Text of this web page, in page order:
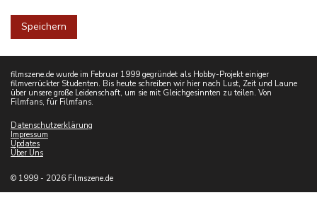
filmszene.de wurde im Februar 1999 gegründet als Hobby-Projekt einiger
filmverrückter Studenten. Bis heute schreiben wir hier nach Lust, Zeit und Laune
über unsere große Leidenschaft, um sie mit Gleichgesinnten zu teilen. Von
Filmfans, für Filmfans.
Datenschutzerklärung
Impressum
Updates
Über Uns
© 1999 - 2026 Filmszene.de